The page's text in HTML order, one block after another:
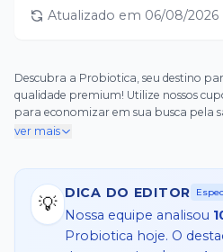
Atualizado em 06/08/2026
Descubra a Probiotica, seu destino
qualidade premium! Utilize nossos
para economizar em sua busca pela
nossa ampla seleção de fórmulas
ver mais
💡
DICA DO EDITOR
Nossa equipe analisou
Probiotica hoje. O